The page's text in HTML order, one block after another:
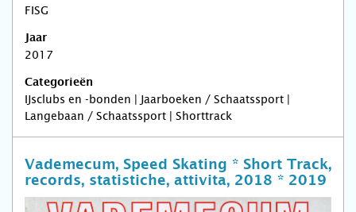
FISG
Jaar
2017
Categorieën
IJsclubs en -bonden | Jaarboeken / Schaatssport |
Langebaan / Schaatssport | Shorttrack
Vademecum, Speed Skating * Short Track,
records, statistiche, attivita, 2018 * 2019